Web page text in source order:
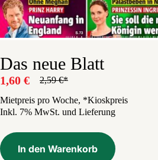
Das neue Blatt
2,59€
Ursprünglicher
Preis
war:
1,60 €
Aktueller
Preis
ist:
Mietpreis pro Woche, *Kioskpreis
Inkl. 7% MwSt. und Lieferung
In den Warenkorb